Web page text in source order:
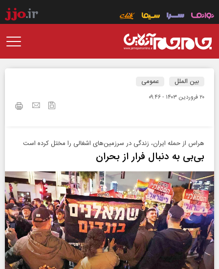
بین الملل عمومی
۲۰ فروردين ۱۴۰۳ - ۰۹:۴۶
هراس از حمله ایران، زندگی در سرزمین‌های اشغالی را مختل کرده است
بی‌بی به دنبال فرار از بحران